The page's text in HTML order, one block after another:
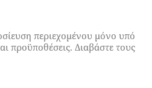
περιεχομένου μόνο υπό
προϋποθέσεις. Διαβάστε τους